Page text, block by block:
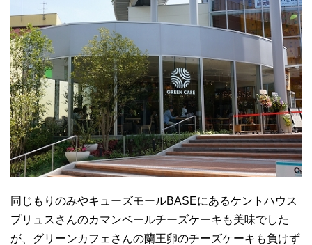
同じもりのみやキューズモールBASEにあるケントハウス
プリュスさんのカマンベールチーズケーキも美味でした
が、グリーンカフェさんの蘭王卵のチーズケーキも負けず